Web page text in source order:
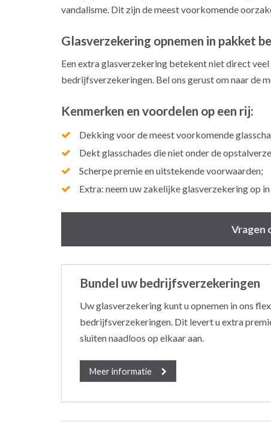
vandalisme. Dit zijn de meest voorkomende
Glasverzekering opnemen in pakket
Een extra glasverzekering betekent niet direct
bedrijfsverzekeringen. Bel ons gerust om naar de
Kenmerken en voordelen op een rij:
Dekking voor de meest voorkomende
Dekt glasschades die niet onder de
Scherpe premie en uitstekende voorwaarden;
Extra: neem uw zakelijke glasverzekering op
Vragen
Bundel uw bedrijfsverzekeringen
Uw glasverzekering kunt u opnemen in ons
bedrijfsverzekeringen. Dit levert u extra
sluiten naadloos op elkaar aan.
Meer informatie